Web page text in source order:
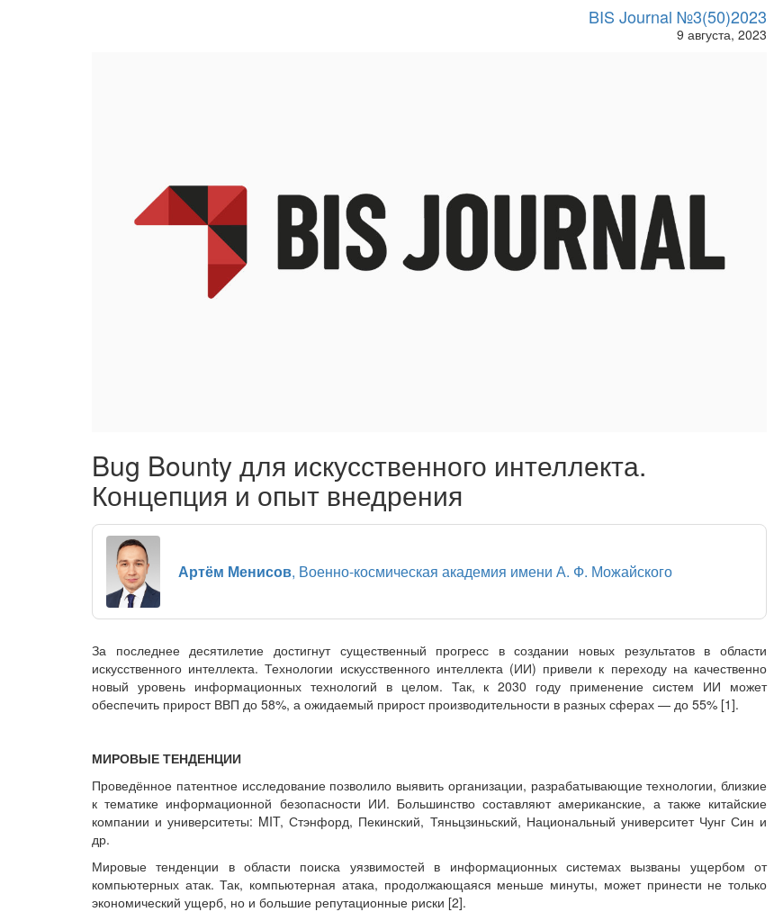
BIS Journal №3(50)2023
9 августа, 2023
Bug Bounty для искусственного интеллекта.
Концепция и опыт внедрения
Артём Менисов, Военно-космическая академия имени А. Ф. Можайского
За последнее десятилетие достигнут существенный прогресс в создании новых результатов в области
искусственного интеллекта. Технологии искусственного интеллекта (ИИ) привели к переходу на качественно
новый уровень информационных технологий в целом. Так, к 2030 году применение систем ИИ может
обеспечить прирост ВВП до 58%, а ожидаемый прирост производительности в разных сферах — до 55% [1].
МИРОВЫЕ ТЕНДЕНЦИИ
Проведённое патентное исследование позволило выявить организации, разрабатывающие технологии, близкие
к тематике информационной безопасности ИИ. Большинство составляют американские, а также китайские
компании и университеты: MIT, Стэнфорд, Пекинский, Тяньцзиньский, Национальный университет Чунг Син и
др.
Мировые тенденции в области поиска уязвимостей в информационных системах вызваны ущербом от
компьютерных атак. Так, компьютерная атака, продолжающаяся меньше минуты, может принести не только
экономический ущерб, но и большие репутационные риски [2].